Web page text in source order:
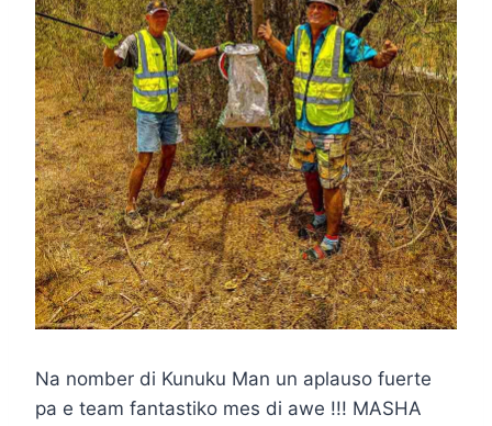
Na nomber di Kunuku Man un aplauso fuerte
pa e team fantastiko mes di awe !!! MASHA